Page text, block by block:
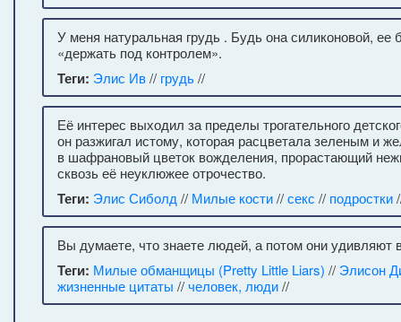
У меня натуральная грудь . Будь она силиконовой,
«держать под контролем».
Теги: Элис Ив// грудь//
Её интерес выходил за пределы трогательного
он разжигал истому, которая расцветала зеленым и
в шафрановый цветок вожделения, прорастающий
сквозь её неуклюжее отрочество.
Теги: Элис Сиболд // Милые кости//секс // подростки
Вы думаете, что знаете людей, а потом они удивляют
Теги: Милые обманщицы (Pretty Little Liars) // Элисон
жизненные цитаты //человек, люди//